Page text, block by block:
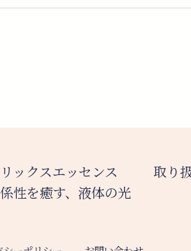
ックスエッセンス
性を癒す、液体の光
取り